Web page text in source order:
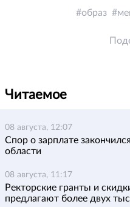
образ
Читаемое
08 августа, 12:07
Спор о зарплате
области
08 августа, 11:17
Ректорские гранты и
предлагают более двух